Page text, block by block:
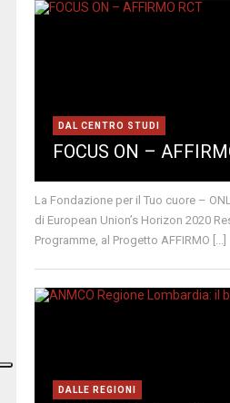
DAL CENTRO STUDI
FOCUS ON –
La Fondazione per il Tuo cuore –
di European Union’s Horizon 2020
Programme, al Progetto AFFIRMO [...]
DALLE REGIONI